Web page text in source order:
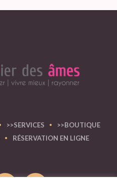
>>SERVICES
>>BOUTIQUE
RÉSERVATION EN LIGNE